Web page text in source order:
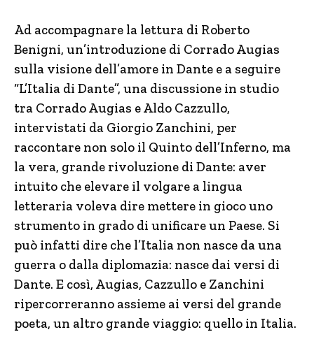
Ad accompagnare la lettura di Roberto
Benigni, un’introduzione di Corrado Augias
sulla visione dell’amore in Dante e a seguire
“L’Italia di Dante”, una discussione in studio
tra Corrado Augias e Aldo Cazzullo,
intervistati da Giorgio Zanchini, per
raccontare non solo il Quinto dell’Inferno, ma
la vera, grande rivoluzione di Dante: aver
intuito che elevare il volgare a lingua
letteraria voleva dire mettere in gioco uno
strumento in grado di unificare un Paese. Si
può infatti dire che l’Italia non nasce da una
guerra o dalla diplomazia: nasce dai versi di
Dante. E così, Augias, Cazzullo e Zanchini
ripercorreranno assieme ai versi del grande
poeta, un altro grande viaggio: quello in Italia.